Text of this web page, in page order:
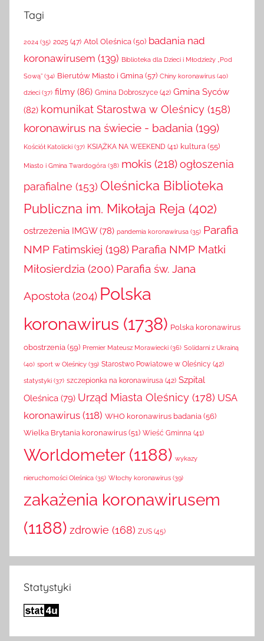
Tagi
2024 (35) 2025 (47) Atol Oleśnica (50) badania nad
koronawirusem (139) Biblioteka dla Dzieci i Młodzieży „Pod
Sową” (34) Bierutów Miasto i Gmina (57) Chiny koronawirus (40)
dzieci (37) filmy (86) Gmina Dobroszyce (42) Gmina Syców
(82) komunikat Starostwa w Oleśnicy (158)
koronawirus na świecie - badania (199)
Kościół Katolicki (37) KSIĄŻKA NA WEEKEND (41) kultura (55)
Miasto i Gmina Twardogóra (38) mokis (218)ogłoszenia
parafialne (153) Oleśnicka Biblioteka
Publiczna im. Mikołaja Reja (402)
ostrzeżenia IMGW (78) pandemia koronawirusa (35) Parafia
NMP Fatimskiej (198) Parafia NMP Matki
Miłosierdzia (200) Parafia św. Jana
Apostoła (204) Polska
koronawirus (1738) Polska koronawirus
obostrzenia(59) Premier Mateusz Morawiecki (36) Solidarni z Ukrainą
(40) sport w Oleśnicy (39) Starostwo Powiatowe w Oleśnicy (42)
statystyki (37) szczepionka na koronawirusa (42) Szpital
Oleśnica (79) Urząd Miasta Oleśnicy (178) USA
koronawirus (118) WHO koronawirus badania (56)
Wielka Brytania koronawirus (51) Wieść Gminna (41)
Worldometer(1188) wykazy
nieruchomości Oleśnica (35) Włochy koronawirus (39)
zakażenia koronawirusem
(1188) zdrowie (168) ZUS (45)
Statystyki